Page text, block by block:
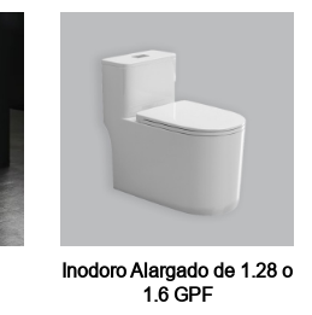
Inodoro Alargado de 1.28 o
1.6 GPF